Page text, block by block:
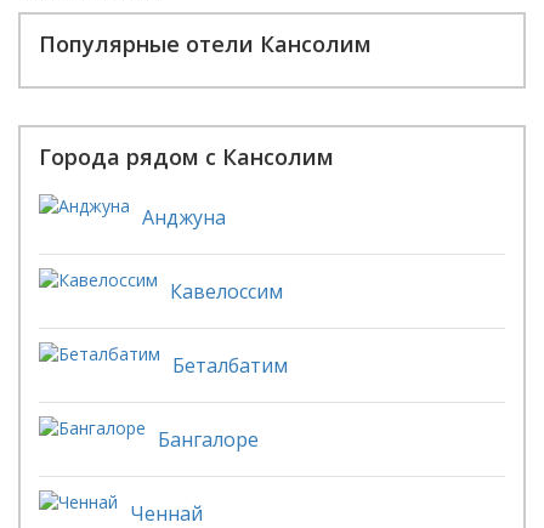
Популярные отели Кансолим
Города рядом с Кансолим
Анджуна
Кавелоссим
Беталбатим
Бангалоре
Ченнай